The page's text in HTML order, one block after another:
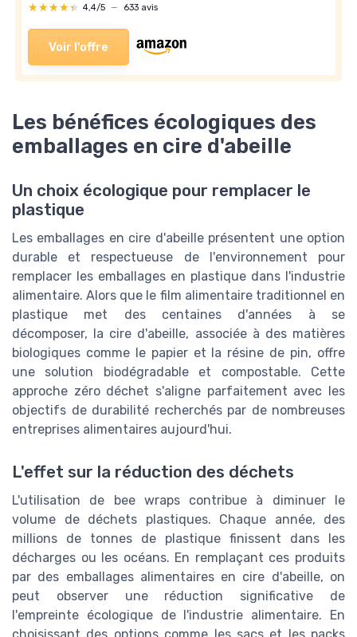
★★★★★
★★★★★ 4,4/5 — 633 avis
Voir l'offre
Les bénéfices écologiques des
emballages en cire d'abeille
Un choix écologique pour remplacer le
plastique
Les emballages en cire d'abeille présentent une option
durable et respectueuse de l'environnement pour
remplacer les emballages en plastique dans l'industrie
alimentaire. Alors que le film alimentaire traditionnel en
plastique met des centaines d'années à se
décomposer, la cire d'abeille, associée à des matières
biologiques comme le papier et la résine de pin, offre
une solution biodégradable et compostable. Cette
approche zéro déchet s'aligne parfaitement avec les
objectifs de durabilité recherchés par de nombreuses
entreprises alimentaires aujourd'hui.
L'effet sur la réduction des déchets
L'utilisation de bee wraps contribue à diminuer le
volume de déchets plastiques. Chaque année, des
millions de tonnes de plastique finissent dans les
décharges ou les océans. En remplaçant ces produits
par des emballages alimentaires en cire d'abeille, on
peut observer une réduction significative de
l'empreinte écologique de l'industrie alimentaire. En